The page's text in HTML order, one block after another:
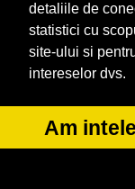
detaliile de
statistici cu
site-ului si
intereselor dvs.
Am
CentraleBoilere.ro
CentruInchirieri.ro
NonStopDeschis.ro
© 2014-2026
ANPC SOL